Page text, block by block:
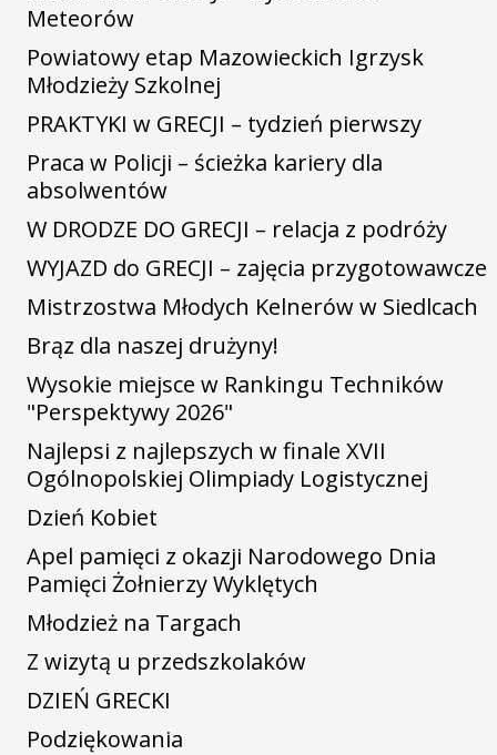
Meteorów
Powiatowy etap Mazowieckich Igrzysk
Młodzieży Szkolnej
PRAKTYKI w GRECJI – tydzień pierwszy
Praca w Policji – ścieżka kariery dla
absolwentów
W DRODZE DO GRECJI – relacja z podróży
WYJAZD do GRECJI – zajęcia przygotowawcze
Mistrzostwa Młodych Kelnerów w Siedlcach
Brąz dla naszej drużyny!
Wysokie miejsce w Rankingu Techników
"Perspektywy 2026"
Najlepsi z najlepszych w finale XVII
Ogólnopolskiej Olimpiady Logistycznej
Dzień Kobiet
Apel pamięci z okazji Narodowego Dnia
Pamięci Żołnierzy Wyklętych
Młodzież na Targach
Z wizytą u przedszkolaków
DZIEŃ GRECKI
Podziękowania